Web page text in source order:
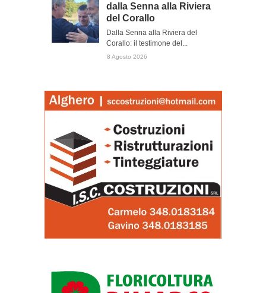
dalla Senna alla Riviera
del Corallo
Dalla Senna alla Riviera del
Corallo: il testimone del...
8 Agosto 2026